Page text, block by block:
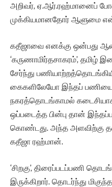
அறிவர், ஏ.ஆர்.ரஹ்மானைப்
முக்கியமானதோர் ஆளுமை
கதீஜாவை எனக்கு ஒன்பது
‘கருணாமிர்தசாகரம்’,
சேர்ந்து
கைகளிலேயோ இந்தப் பணியை
நகரத்தொடங்காமல்
ஒப்படைத்த பின்பு தான்
கொண்டது. அந்த அளவிற்கு
கதீஜா ரஹ்மான்.
‘சிறகு’, திரைப்படப்பணி
இருக்கிறார். தொடர்ந்து